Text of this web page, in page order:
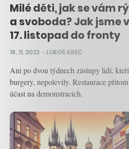
Milé děti, jak se vám
a svoboda? Jak jsme
17. listopad do fronty
18. 11. 2023 – LUBOŠ KREČ
Ani po dvou týdnech zástupy lidí,
burgery, nepolevily. Restaurace
účast na demonstracích.